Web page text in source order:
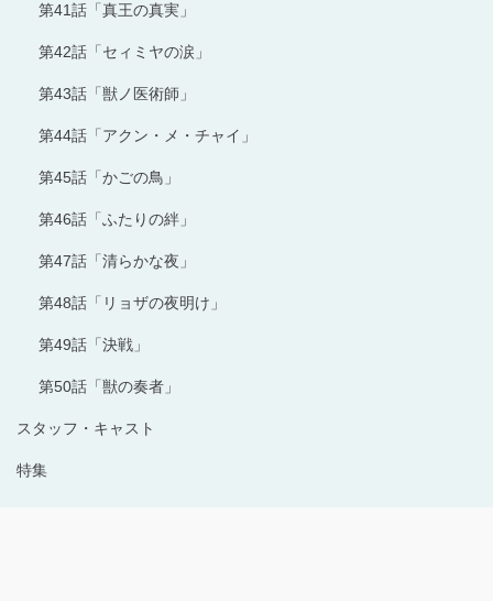
第41話「真王の真実」
第42話「セィミヤの涙」
第43話「獣ノ医術師」
第44話「アクン・メ・チャイ」
第45話「かごの鳥」
第46話「ふたりの絆」
第47話「清らかな夜」
第48話「リョザの夜明け」
第49話「決戦」
第50話「獣の奏者」
スタッフ・キャスト
特集